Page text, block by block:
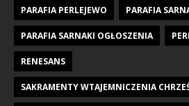
PARAFIA PERLEJEWO PARAFIA
PARAFIA SARNAKI OGŁOSZENIA
RENESANS
SAKRAMENTY WTAJEMNICZENIA